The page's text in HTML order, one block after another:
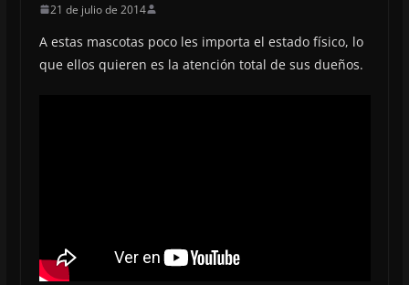
21 de julio de 2014
A estas mascotas poco les importa el estado físico, lo
que ellos quieren es la atención total de sus dueños.